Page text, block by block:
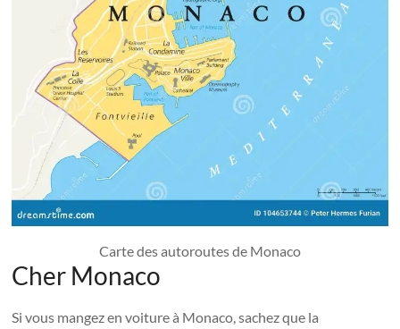
Carte des autoroutes de Monaco
Cher Monaco
Si vous mangez en voiture à Monaco, sachez que la